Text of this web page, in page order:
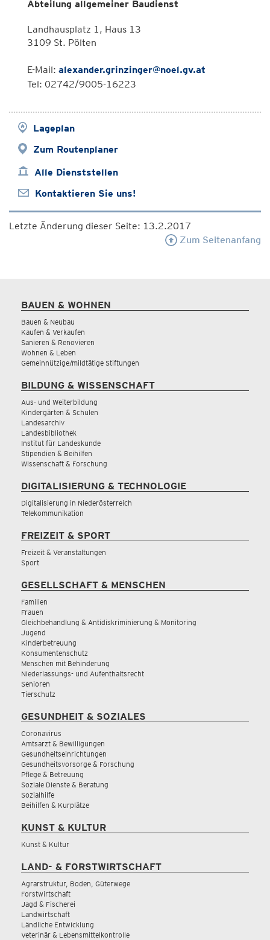
Abteilung allgemeiner Baudienst
Landhausplatz 1, Haus 13
3109 St. Pölten
E-Mail: alexander.grinzinger@noel.gv.at
Tel: 02742/9005-16223
Lageplan
Zum Routenplaner
Alle Dienststellen
Kontaktieren Sie uns!
Letzte Änderung dieser Seite: 13.2.2017
Zum Seitenanfang
BAUEN & WOHNEN
Bauen & Neubau
Kaufen & Verkaufen
Sanieren & Renovieren
Wohnen & Leben
Gemeinnützige/mildtätige Stiftungen
BILDUNG & WISSENSCHAFT
Aus- und Weiterbildung
Kindergärten & Schulen
Landesarchiv
Landesbibliothek
Institut für Landeskunde
Stipendien & Beihilfen
Wissenschaft & Forschung
DIGITALISIERUNG & TECHNOLOGIE
Digitalisierung in Niederösterreich
Telekommunikation
FREIZEIT & SPORT
Freizeit & Veranstaltungen
Sport
GESELLSCHAFT & MENSCHEN
Familien
Frauen
Gleichbehandlung & Antidiskriminierung & Monitoring
Jugend
Kinderbetreuung
Konsumentenschutz
Menschen mit Behinderung
Niederlassungs- und Aufenthaltsrecht
Senioren
Tierschutz
GESUNDHEIT & SOZIALES
Coronavirus
Amtsarzt & Bewilligungen
Gesundheitseinrichtungen
Gesundheitsvorsorge & Forschung
Pflege & Betreuung
Soziale Dienste & Beratung
Sozialhilfe
Beihilfen & Kurplätze
KUNST & KULTUR
Kunst & Kultur
LAND- & FORSTWIRTSCHAFT
Agrarstruktur, Boden, Güterwege
Forstwirtschaft
Jagd & Fischerei
Landwirtschaft
Ländliche Entwicklung
Veterinär & Lebensmittelkontrolle